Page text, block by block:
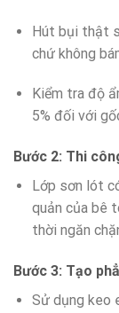
Hút bụi thật
chứ không
Kiểm tra độ
5% đối với
Bước 2: Thi
Lớp sơn lót
quản của bê
thời ngăn
Bước 3: Tạo
Sử dụng keo